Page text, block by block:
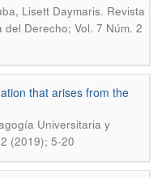
Lisett Daymaris. Revista
Derecho; Vol. 7 Núm. 2
that arises from the
Universitaria y
(2019); 5-20